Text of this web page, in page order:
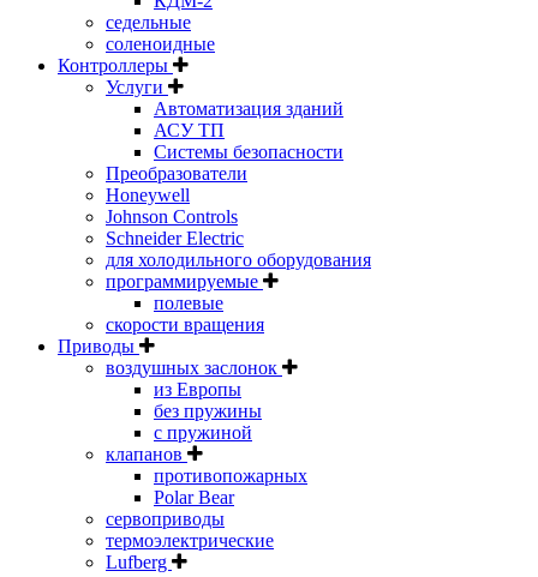
седельные
соленоидные
Контроллеры
Услуги
Автоматизация зданий
АСУ ТП
Системы безопасности
Преобразователи
Honeywell
Johnson Controls
Schneider Electric
для холодильного оборудования
программируемые
полевые
скорости вращения
Приводы
воздушных заслонок
из Европы
без пружины
с пружиной
клапанов
противопожарных
Polar Bear
сервоприводы
термоэлектрические
Lufberg